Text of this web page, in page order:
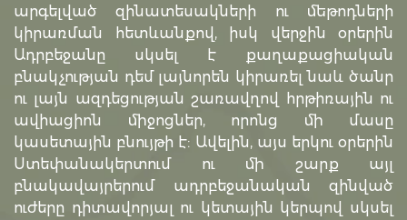
արգելված զինատեսակների ու մեթոդների
կիրառման հետևանքով, իսկ վերջին օրերին
Ադրբեջանը սկսել է քաղաքացիական
բնակչության դեմ լայնորեն կիրառել նաև ծանր
ու լայն ազդեցության շառավղով հրթիռային ու
ավիացիոն միջոցներ, որոնց մի մասը
կասետային բնույթի է: Ավելին, այս երկու օրերին
Ստեփանակերտում ու մի շարք այլ
բնակավայրերում ադրբեջանական զինված
ուժերը դիտավորյալ ու կետային կերպով սկսել